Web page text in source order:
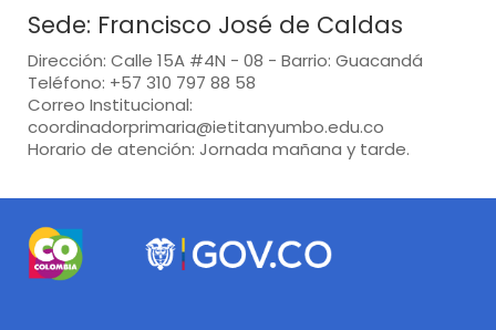
Sede: Francisco José de Caldas
Dirección: Calle 15A #4N - 08 - Barrio: Guacandá
Teléfono: +57 310 797 88 58
Correo Institucional:
coordinadorprimaria@ietitanyumbo.edu.co
Horario de atención: Jornada mañana y tarde.